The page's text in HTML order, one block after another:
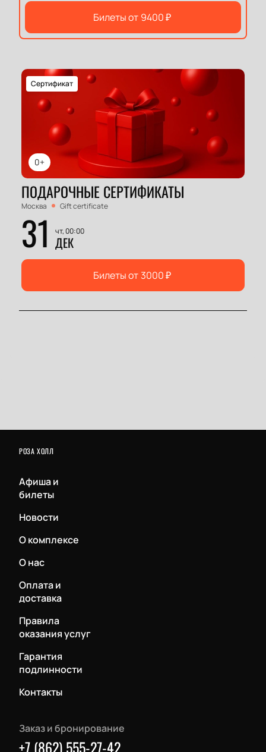
Билеты от 9400₽
0+
Сертификат
ПОДАРОЧНЫЕ СЕРТИФИКАТЫ
Москва Gift certificate
31 чт, 00:00
ДЕК
Билеты от 3000₽
РОЗА ХОЛЛ
Афиша и
билеты
Новости
О комплексе
О нас
Оплата и
доставка
Правила
оказания услуг
Гарантия
подлинности
Контакты
Заказ и бронирование
+7 (862) 555-27-42